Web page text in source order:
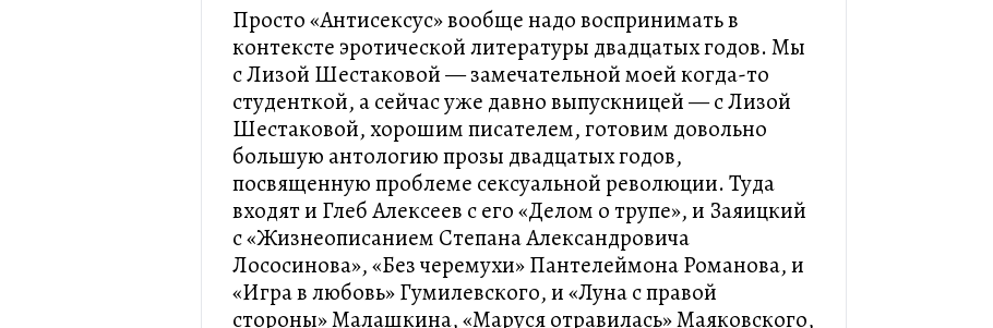
Просто «Антисексус» вообще надо воспринимать в
контексте эротической литературы двадцатых годов. Мы
с Лизой Шестаковой — замечательной моей когда-то
студенткой, а сейчас уже давно выпускницей — с Лизой
Шестаковой, хорошим писателем, готовим довольно
большую антологию прозы двадцатых годов,
посвященную проблеме сексуальной революции. Туда
входят и Глеб Алексеев с его «Делом о трупе», и Заяицкий
с «Жизнеописанием Степана Александровича
Лососинова», «Без черемухи» Пантелеймона Романова, и
«Игра в любовь» Гумилевского, и «Луна с правой
стороны» Малашкина, «Маруся отравилась» Маяковского,